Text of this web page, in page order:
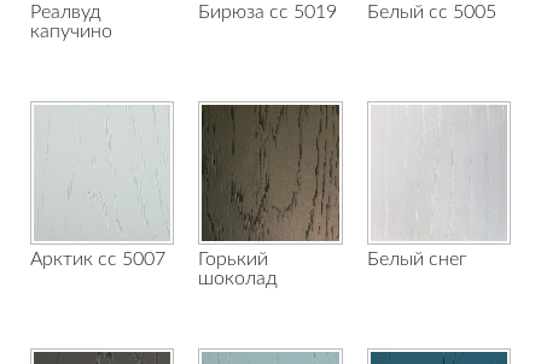
Реалвуд
капучино
Бирюза сс 5019 Белый сс 5005
Арктик сс 5007
Горький
шоколад
Белый снег